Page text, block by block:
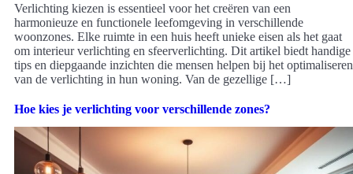
Verlichting kiezen is essentieel voor het creëren van een
harmonieuze en functionele leefomgeving in verschillende
woonzones. Elke ruimte in een huis heeft unieke eisen als het gaat
om interieur verlichting en sfeerverlichting. Dit artikel biedt handige
tips en diepgaande inzichten die mensen helpen bij het optimaliseren
van de verlichting in hun woning. Van de gezellige […]
Hoe kies je verlichting voor verschillende zones?